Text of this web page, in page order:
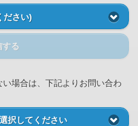
ださい)
する
場合は、下記よりお問い合わ
択してください